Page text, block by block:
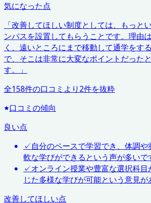
気になった点
「改善してほしい制度としては、もっと
ンパスを設置してもらうことです。理由
く、遠いところにまで移動して通学をす
で、そこは非常に大変なポイントだった
す。
」
全158件の口コミより2件を抜粋
口コミの傾向
良い点
✓自分のペースで学習でき、体調
軟な学びができるという声が多いで
✓オンライン授業や豊富な選択科
じた多様な学びが可能という意見が
改善してほしい点